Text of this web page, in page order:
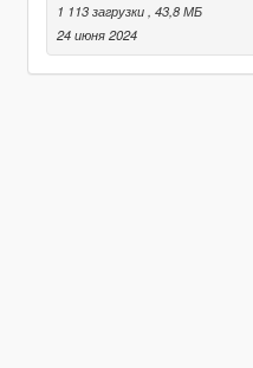
1 113 загрузки, 43,8 МБ
24 июня 2024